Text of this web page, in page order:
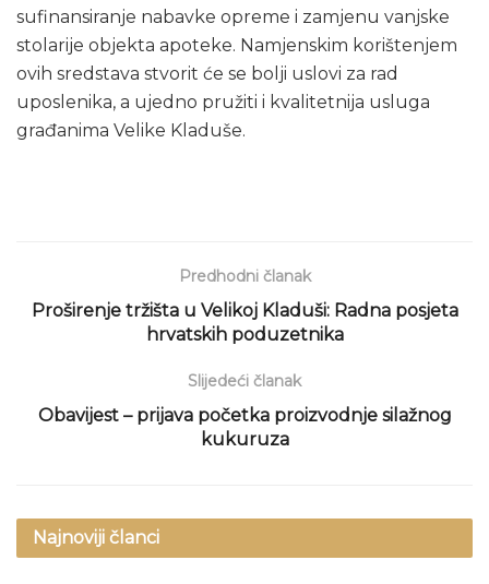
sufinansiranje nabavke opreme i zamjenu vanjske
stolarije objekta apoteke. Namjenskim korištenjem
ovih sredstava stvorit će se bolji uslovi za rad
uposlenika, a ujedno pružiti i kvalitetnija usluga
građanima Velike Kladuše.
Predhodni članak
Proširenje tržišta u Velikoj Kladuši: Radna posjeta
hrvatskih poduzetnika
Slijedeći članak
Obavijest – prijava početka proizvodnje silažnog
kukuruza
Najnoviji članci